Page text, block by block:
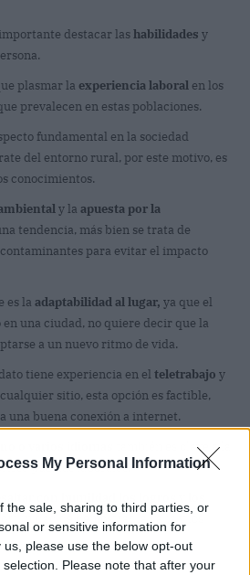
My Personal Information
the sale, sharing to third parties, or
or sensitive information for
please use the below opt-out
Please note that after your
destacar lashabilidades y
plasmar la experiencia laboral en los
prevalecen en estas poblaciones.
fundamental en la sociedad
del entorno rural, por este motivo, es
conocimientos.
y la apuesta por la
tendencia, más bien se trata de
para evitar el impacto
es la adaptabilidad al lugar, ya que el
una ciudad, no quiere decir que la
a un nuevo ritmo de vida.
tiene experiencia en el teletrabajo y
sitio, esta opción es factible,
una buena conexión a internet.
también es clave a la
puertas laborales.
de demostrar la valía y los